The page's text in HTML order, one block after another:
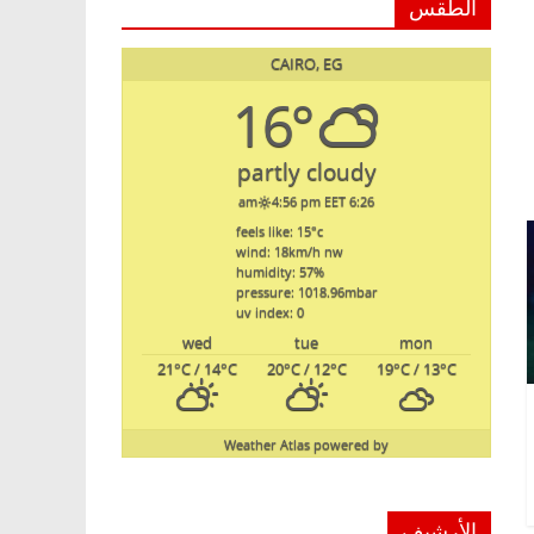
الطقس
CAIRO, EG
16°
partly cloudy
6:26 am
4:56 pm EET
feels like: 15°c
wind: 18km/h nw
humidity: 57%
pressure: 1018.96mbar
uv index: 0
mon
tue
wed
19°C/ 13°C
20°C/ 12°C
21°C/ 14°C
powered by
Weather Atlas